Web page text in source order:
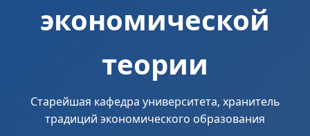
экономической
теории
Старейшая кафедра университета, хранитель
традиций экономического образования